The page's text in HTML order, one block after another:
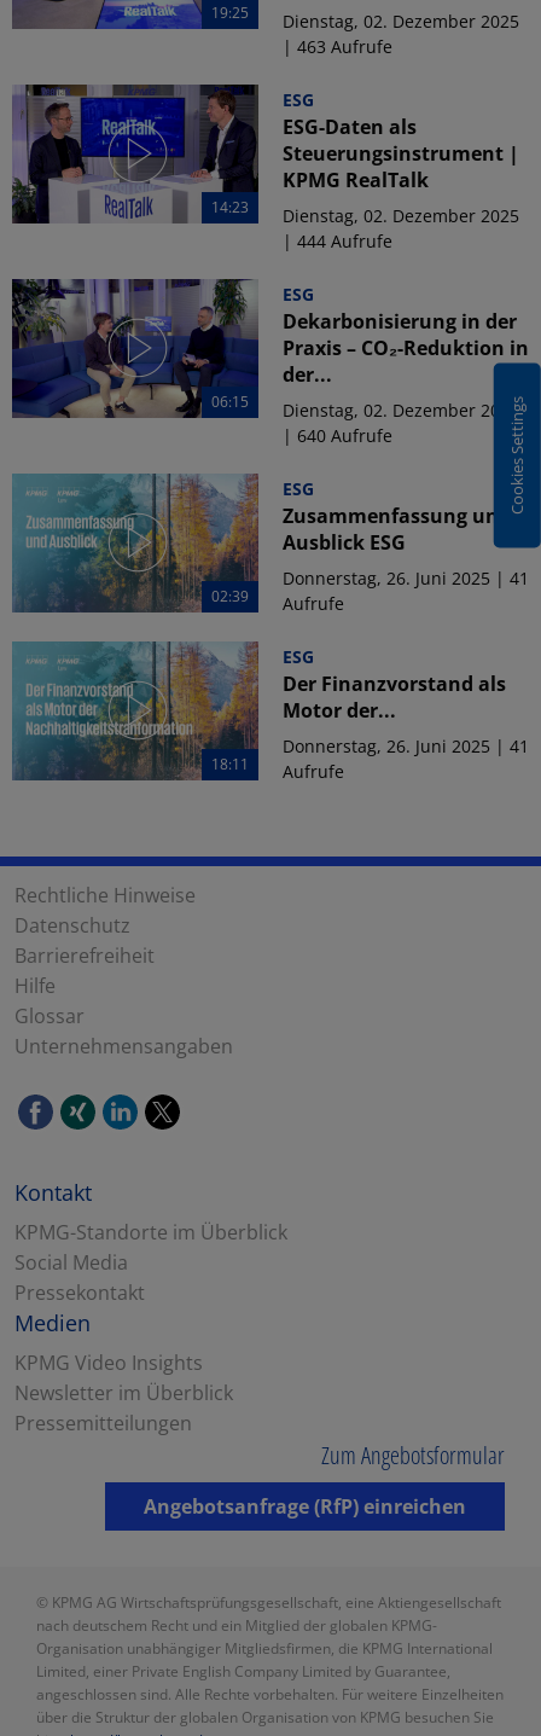
19:25
Dienstag, 02. Dezember 2025
| 463 Aufrufe
14:23
ESG
ESG-Daten als
Steuerungsinstrument |
KPMG RealTalk
Dienstag, 02. Dezember 2025
| 444 Aufrufe
06:15
ESG
Dekarbonisierung in der
Praxis – CO₂-Reduktion in
der...
Dienstag, 02. Dezember 2025
| 640 Aufrufe
02:39
ESG
Zusammenfassung und
Ausblick ESG
Donnerstag, 26. Juni 2025 | 41
Aufrufe
18:11
ESG
Der Finanzvorstand als
Motor der...
Donnerstag, 26. Juni 2025 | 41
Aufrufe
Cookies Settings
Rechtliche Hinweise
Datenschutz
Barrierefreiheit
Hilfe
Glossar
Unternehmensangaben
Kontakt
KPMG-Standorte im Überblick
Social Media
Pressekontakt
Medien
KPMG Video Insights
Newsletter im Überblick
Pressemitteilungen
Zum Angebotsformular
Angebotsanfrage (RfP) einreichen
© KPMG AG Wirtschaftsprüfungsgesellschaft, eine Aktiengesellschaft
nach deutschem Recht und ein Mitglied der globalen KPMG-
Organisation unabhängiger Mitgliedsfirmen, die KPMG International
Limited, einer Private English Company Limited by Guarantee,
angeschlossen sind. Alle Rechte vorbehalten. Für weitere Einzelheiten
über die Struktur der globalen Organisation von KPMG besuchen Sie